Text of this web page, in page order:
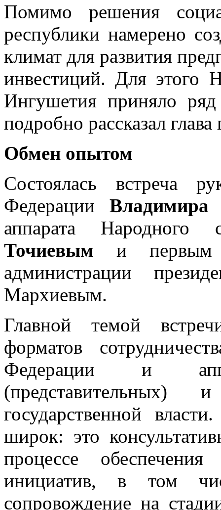
Помимо решения
республики намерено
климат для развития
инвестиций. Для этого
Ингушетия приняло
подробно рассказал
Обмен опытом
Состоялась встреча
Федерации Владимира
аппарата
Точиевым и первым
администрации
Мархиевым.
Главной темой
форматов
Федерации и
(представительных)
государственной
широк: это
процессе обеспечения
инициатив, в том
сопровождение на